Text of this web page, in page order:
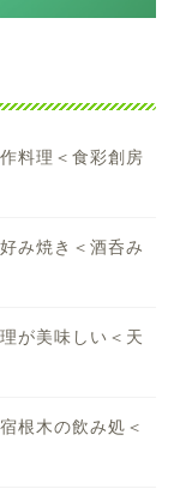
料理＜食彩創房
み焼き＜酒呑み
が美味しい＜天
根木の飲み処＜